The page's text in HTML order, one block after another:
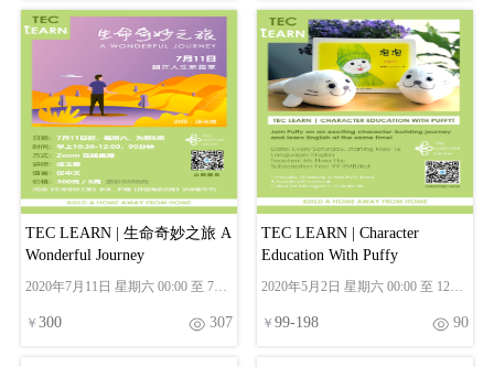
TEC LEARN | 生命奇妙之旅 A
Wonderful Journey
2020年7月11日 星期六 00:00 至 7月
￥ 300 307
TEC LEARN | Character
Education With Puffy
2020年5月2日 星期六 00:00 至 12月
￥ 99-198 90